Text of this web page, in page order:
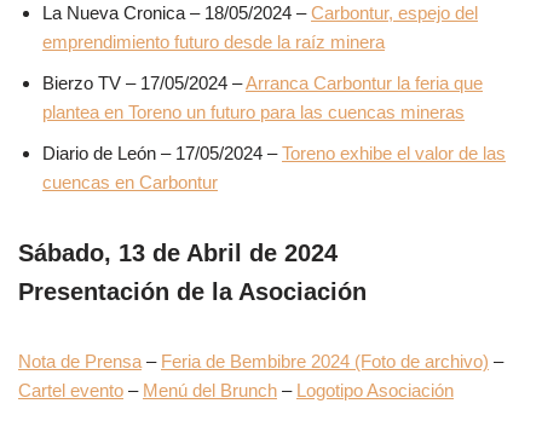
La Nueva Cronica – 18/05/2024 –Carbontur, espejo del
emprendimiento futuro desde la raíz minera
Bierzo TV – 17/05/2024 –Arranca Carbontur la feria que
plantea en Toreno un futuro para las cuencas mineras
Diario de León – 17/05/2024 –Toreno exhibe el valor de las
cuencas en Carbontur
Sábado, 13 de Abril de 2024
Presentación de la Asociación
Nota de Prensa – Feria de Bembibre 2024 (Foto de archivo) –
Cartel evento – Menú del Brunch – Logotipo Asociación